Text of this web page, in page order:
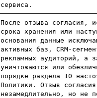
сервиса.
После отзыва согласия,
срока хранения или
основания данные
активных баз, CRM-
рекламных аудиторий, а
уничтожаются или
порядке раздела 10
Политики. Отзыв
незамедлительно, но не